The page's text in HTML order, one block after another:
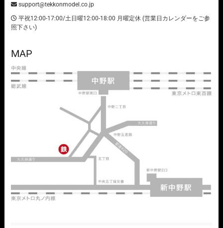
support@tekkonmodel.co.jp
平祝12:00-17:00/土日曜12:00-18:00 月曜定休 (営業日カレンダーをご参
照下さい)
MAP